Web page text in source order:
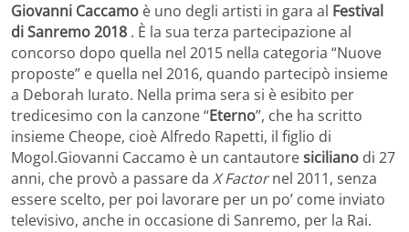
Giovanni Caccamo è uno degli artisti in gara al Festival
di Sanremo 2018 . È la sua terza partecipazione al
concorso dopo quella nel 2015 nella categoria “Nuove
proposte” e quella nel 2016, quando partecipò insieme
a Deborah Iurato. Nella prima sera si è esibito per
tredicesimo con la canzone “Eterno”, che ha scritto
insieme Cheope, cioè Alfredo Rapetti, il figlio di
Mogol.Giovanni Caccamo è un cantautoresiciliano di 27
anni, che provò a passare da X Factornel 2011, senza
essere scelto, per poi lavorare per un po’ come inviato
televisivo, anche in occasione di Sanremo, per la Rai.